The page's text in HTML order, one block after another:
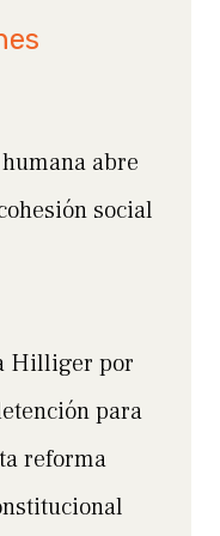
abre
social
Hilliger por
para
reforma